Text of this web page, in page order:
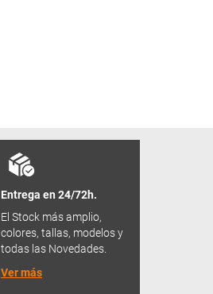
Entrega en 24/72h.
El Stock más amplio,
colores, tallas, modelos y
todas las Novedades.
Ver más